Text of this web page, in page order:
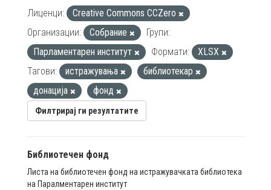
Лиценци:
Creative Commons CCZero
Организации:
Собрание
Групи:
Парламентарен институт
Формати:
XLSX
Тагови:
истражувања
библиотекар
донација
фонд
Филтрирај ги резултатите
Библиотечен фонд
Листа на библиотечен фонд на истражувачката библиотека
на Паралментарен институт